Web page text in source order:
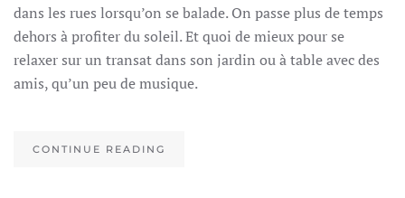
dans les rues lorsqu’on se balade. On passe plus de temps
dehors à profiter du soleil. Et quoi de mieux pour se
relaxer sur un transat dans son jardin ou à table avec des
amis, qu’un peu de musique.
CONTINUE READING